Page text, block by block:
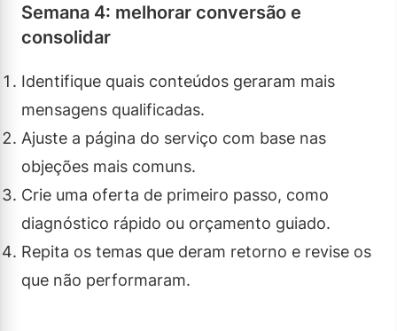
Semana 4: melhorar conversão e
consolidar
Identifique quais conteúdos geraram mais
mensagens qualificadas.
Ajuste a página do serviço com base nas
objeções mais comuns.
Crie uma oferta de primeiro passo, como
diagnóstico rápido ou orçamento guiado.
Repita os temas que deram retorno e revise os
que não performaram.